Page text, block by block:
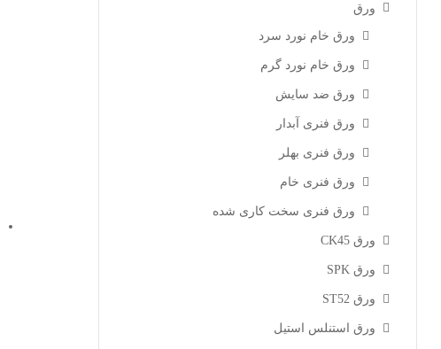
ورق
ورق خام نورد سرد
ورق خام نورد گرم
ورق ضد سایش
ورق فنری آبدار
ورق فنری بهلر
ورق فنری خام
ورق فنری سخت کاری شده
ورق CK45
ورق SPK
ورق ST52
ورق استنلس استیل